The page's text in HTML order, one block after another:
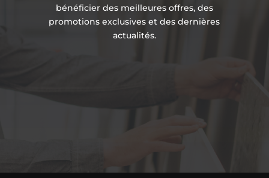
bénéficier des meilleures offres, des
promotions exclusives et des dernières
actualités.